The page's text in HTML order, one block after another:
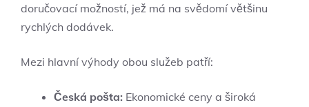
doručovací možností, jež má na svědomí většinu
rychlých dodávek.
Mezi hlavní výhody obou služeb patří:
Česká pošta: Ekonomické ceny a široká